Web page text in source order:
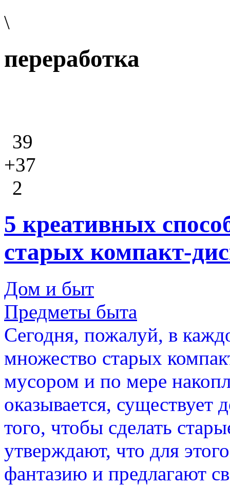
\
переработка
39
+37
2
5 креативных
старых компакт-
Дом и быт
Предметы быта
Сегодня, пожалуй, в
множество старых
мусором и по мере
оказывается, существует
того, чтобы сделать
утверждают, что для
фантазию и предлагают